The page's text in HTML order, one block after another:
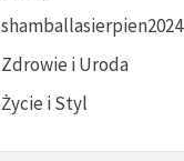
shamballasierpien2024
Zdrowie i Uroda
Życie i Styl